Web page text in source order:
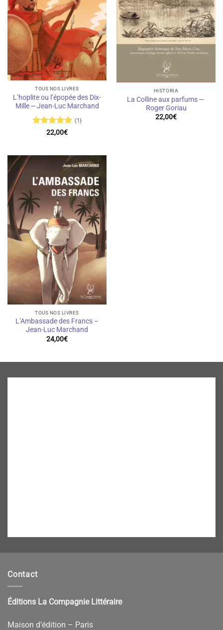
TOUS NOS LIVRES
L’hoplite ou l’épopée des Dix-
Mille — Jean-Luc Marchand
Note5sur
(1)
22,00€
HISTORIA
La Colline aux parfums —
Roger Goriau
22,00€
TOUS NOS LIVRES
L’Ambassade des Francs –
Jean-Luc Marchand
24,00€
Contact
Éditions La Compagnie Littéraire
Maison d’édition – Paris